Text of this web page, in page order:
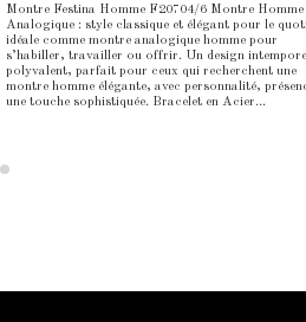
Montre Festina Homme F20704/6 Montre Homme
Analogique : style classique et élégant pour le
idéale comme montre analogique homme pour
s’habiller, travailler ou offrir. Un design
polyvalent, parfait pour ceux qui recherchent une
montre homme élégante, avec personnalité,
une touche sophistiquée. Bracelet en Acier...